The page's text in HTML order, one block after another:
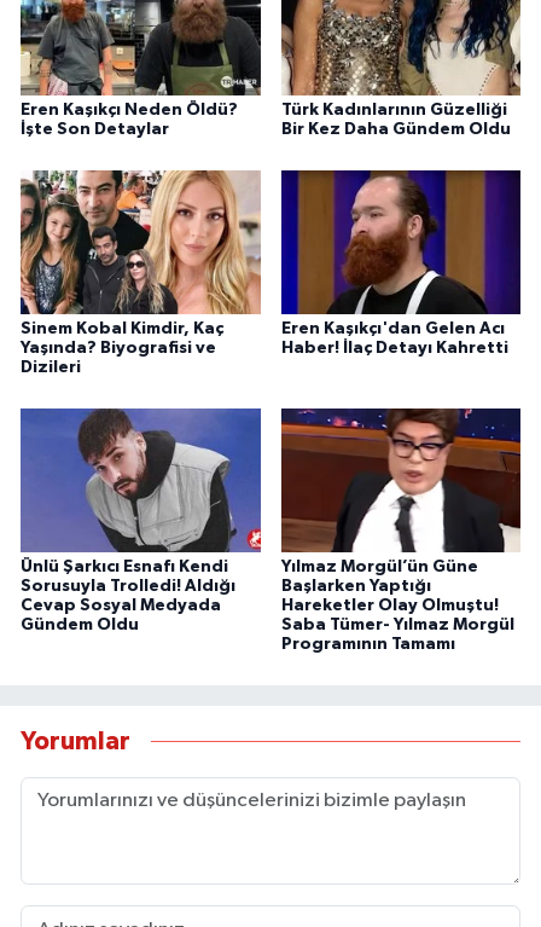
Eren Kaşıkçı Neden Öldü?
İşte Son Detaylar
Türk Kadınlarının Güzelliği
Bir Kez Daha Gündem Oldu
Sinem Kobal Kimdir, Kaç
Yaşında? Biyografisi ve
Dizileri
Eren Kaşıkçı'dan Gelen Acı
Haber! İlaç Detayı Kahretti
Ünlü Şarkıcı Esnafı Kendi
Sorusuyla Trolledi! Aldığı
Cevap Sosyal Medyada
Gündem Oldu
Yılmaz Morgül’ün Güne
Başlarken Yaptığı
Hareketler Olay Olmuştu!
Saba Tümer- Yılmaz Morgül
Programının Tamamı
Yorumlar